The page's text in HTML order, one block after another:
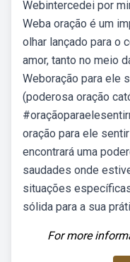
Webintercedei por
Weba oração é um
olhar lançado para o
amor, tanto no meio
Weboração para ele
(poderosa oração
oração para ele
encontrará uma
saudades onde
situações
sólida para a sua
For more